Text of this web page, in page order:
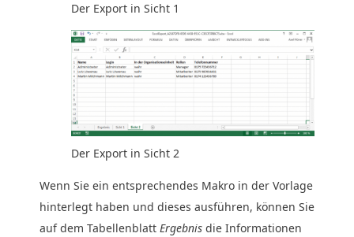
Der Export in Sicht 1
Der Export in Sicht 2
Wenn Sie ein entsprechendes Makro in der Vorlage
hinterlegt haben und dieses ausführen, können Sie
auf dem Tabellenblatt Ergebnisdie Informationen